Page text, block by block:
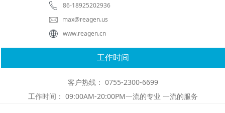
86-18925202936
max@reagen.us
www.reagen.cn
工作时间
客户热线： 0755-2300-6699
工作时间： 09:00AM-20:00PM一流的专业 一流的服务